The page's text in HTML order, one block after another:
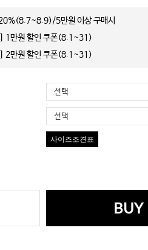
5만원 이상 구매시
] 1만원 할인 쿠폰(8.1~31)
] 2만원 할인 쿠폰(8.1~31)
선택
선택
사이즈조견표
BUY